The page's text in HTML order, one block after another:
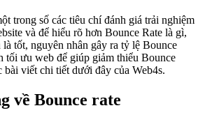
trong số các tiêu chí đánh giá trải nghiệm
và để hiểu rõ hơn Bounce Rate là gì,
tốt, nguyên nhân gây ra tỷ lệ Bounce
tối ưu web để giúp giảm thiểu Bounce
bài viết chi tiết dưới đây của Web4s.
về Bounce rate